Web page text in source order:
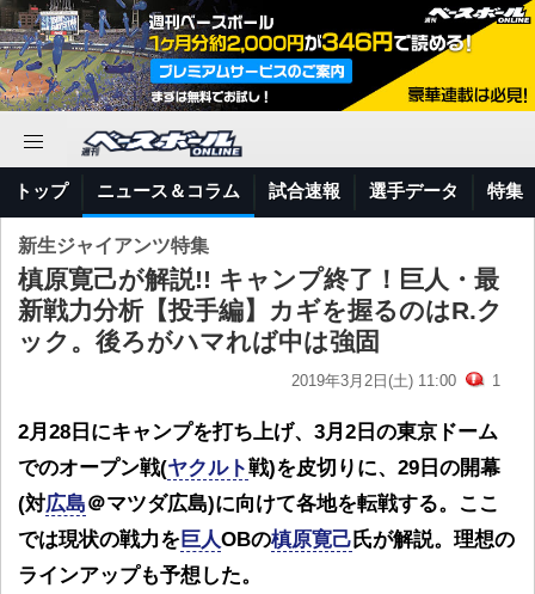
トップ ニュース＆コラム 試合速報 選手データ 特集
新生ジャイアンツ特集
槙原寛己が解説!! キャンプ終了！巨人・最
新戦力分析【投手編】カギを握るのはR.ク
ック。後ろがハマれば中は強固
2019年3月2日(土) 11:00 1
2月28日にキャンプを打ち上げ、3月2日の東京ドーム
でのオープン戦(ヤクルト戦)を皮切りに、29日の開幕
(対広島＠マツダ広島)に向けて各地を転戦する。ここ
では現状の戦力を 巨人OBの槙原寛己 氏が解説。理想の
ラインアップも予想した。